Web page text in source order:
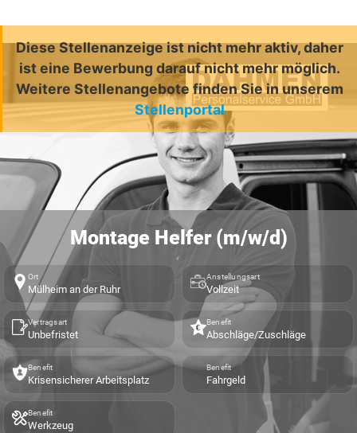
Diese Stellenanzeige ist nicht mehr aktiv, daher
ist eine Bewerbung darauf nicht mehr möglich.
Weitere Stellenangebote finden Sie in unserem
Stellenportal
Montage Helfer (m/w/d)
Ort
Mülheim an der Ruhr
Anstellungsart
Vollzeit
Vertragsart
Unbefristet
Benefit
Abschläge/Zuschläge
Benefit
Krisensicherer Arbeitsplatz
Benefit
Fahrgeld
Benefit
Werkzeug